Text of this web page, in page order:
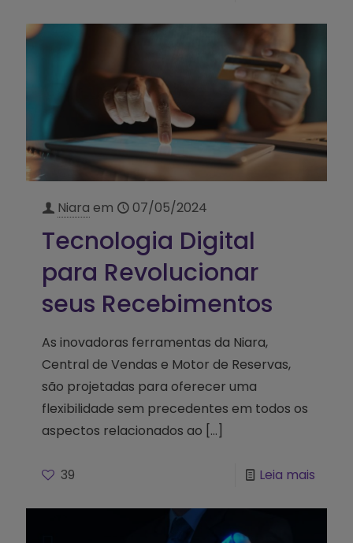
Niara em 07/05/2024
Tecnologia Digital
para Revolucionar
seus Recebimentos
As inovadoras ferramentas da Niara,
Central de Vendas e Motor de Reservas,
são projetadas para oferecer uma
flexibilidade sem precedentes em todos os
aspectos relacionados ao […]
39 Leia mais